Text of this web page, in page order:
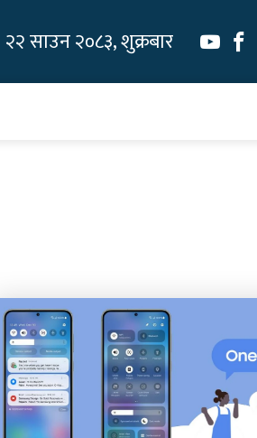
२२ साउन २०८३, शुक्रबार